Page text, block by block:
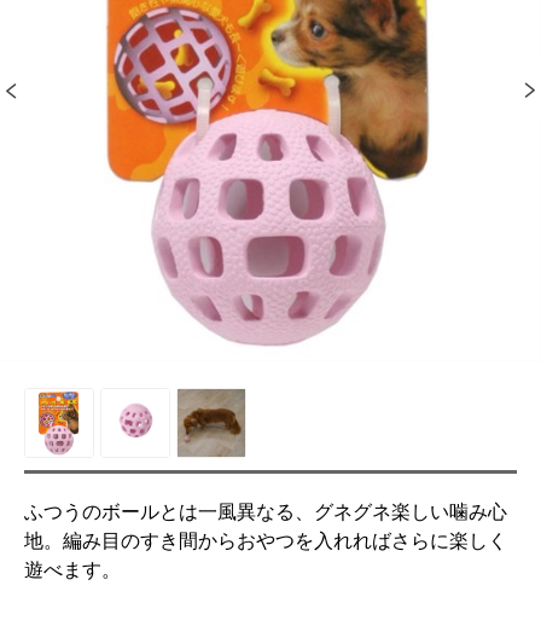
ふつうのボールとは一風異なる、グネグネ楽しい噛み心
地。編み目のすき間からおやつを入れればさらに楽しく
遊べます。